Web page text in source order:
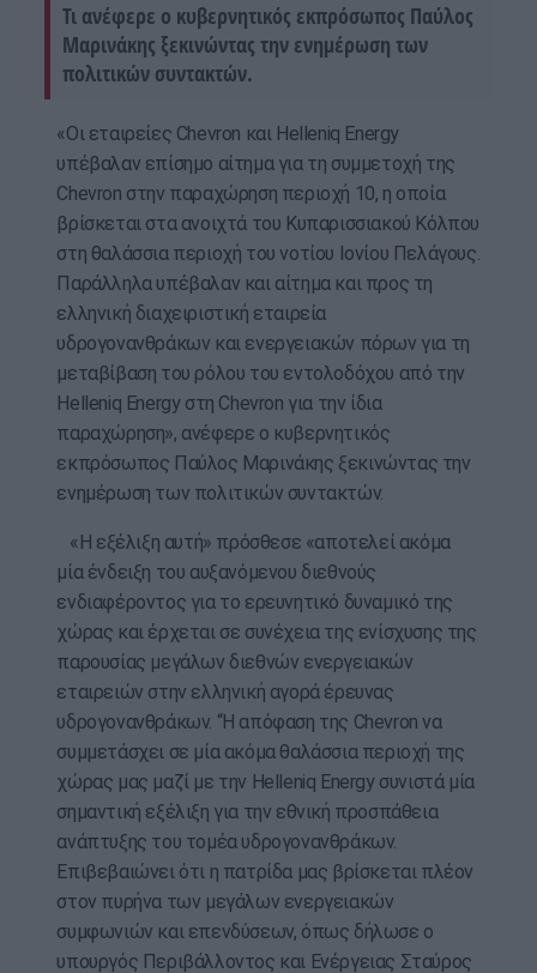
Τι ανέφερε ο κυβερνητικός εκπρόσωπος Παύλος
Μαρινάκης ξεκινώντας την ενημέρωση των
πολιτικών συντακτών.
«Οι εταιρείες Chevron και Helleniq Energy
υπέβαλαν επίσημο αίτημα για τη συμμετοχή της
Chevron στην παραχώρηση περιοχή 10, η οποία
βρίσκεται στα ανοιχτά του Κυπαρισσιακού Κόλπου
στη θαλάσσια περιοχή του νοτίου Ιονίου Πελάγους.
Παράλληλα υπέβαλαν και αίτημα και προς τη
ελληνική διαχειριστική εταιρεία
υδρογονανθράκων και ενεργειακών πόρων για τη
μεταβίβαση του ρόλου του εντολοδόχου από την
Helleniq Energy στη Chevron για την ίδια
παραχώρηση», ανέφερε ο κυβερνητικός
εκπρόσωπος Παύλος Μαρινάκης ξεκινώντας την
ενημέρωση των πολιτικών συντακτών.
«Η εξέλιξη αυτή» πρόσθεσε «αποτελεί ακόμα
μία ένδειξη του αυξανόμενου διεθνούς
ενδιαφέροντος για το ερευνητικό δυναμικό της
χώρας και έρχεται σε συνέχεια της ενίσχυσης της
παρουσίας μεγάλων διεθνών ενεργειακών
εταιρειών στην ελληνική αγορά έρευνας
υδρογονανθράκων. “Η απόφαση της Chevron να
συμμετάσχει σε μία ακόμα θαλάσσια περιοχή της
χώρας μας μαζί με την Helleniq Energy συνιστά μία
σημαντική εξέλιξη για την εθνική προσπάθεια
ανάπτυξης του τομέα υδρογονανθράκων.
Επιβεβαιώνει ότι η πατρίδα μας βρίσκεται πλέον
στον πυρήνα των μεγάλων ενεργειακών
συμφωνιών και επενδύσεων, όπως δήλωσε ο
υπουργός Περιβάλλοντος και Ενέργειας Σταύρος